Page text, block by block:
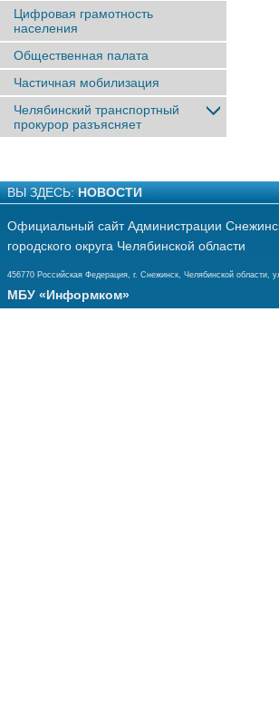
Цифровая грамотность
населения
Общественная палата
Частичная мобилизация
Челябинский транспортный
прокурор разъясняет
ВЫ ЗДЕСЬ: НОВОСТИ
Официальный сайт Администрации
городского округа Челябинской области
456770 Российская Федерация, г. Снежинск, Челябинской области,
МБУ «Информком»